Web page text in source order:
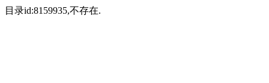
目录id:8159935,不存在.